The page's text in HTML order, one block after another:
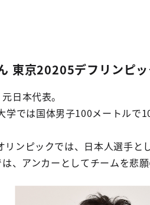
東京20205デフリンピ
日本代表。
では国体男子100メートルで
ンピックでは、日本人選手
アンカーとしてチームを悲願